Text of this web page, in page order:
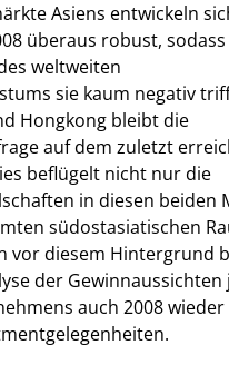
Asiens entwickeln
überaus robust,
weltweiten
sie kaum negativ
Hongkong bleibt die
auf dem zuletzt
beflügelt nicht nur die
in diesen beiden
südostasiatischen
vor diesem Hintergrund
der Gewinnaussichten
auch 2008 wieder